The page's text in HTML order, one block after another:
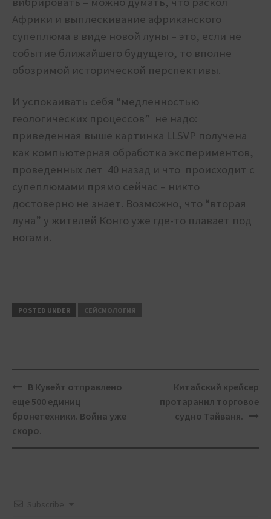
Африки и выплескивание африканского
супеплюма в виде новой луны – это, если не
событие ближайшего будущего, то вполне
обозримой исторической перспективы.
И успокаивать себя “медленностью
геологических процессов” не надо:
приведенная выше картинка LLSVP получена
как компьютерная обработка экспериментов,
проведенных лет 40 назад и что происходит с
супеплюмами прямо сейчас – никто
достоверно не знает. Возможно, что “вторая
луна” у жителей Конго уже где-то плавает под
ногами.
POSTED UNDER СЕЙСМОЛОГИЯ
Post
navigation
В Кувейт отправлено
еще 500 единиц
бронетехники. Война уже
скоро.
Китайский крейсер
протаранил торговое
судно Тайваня.